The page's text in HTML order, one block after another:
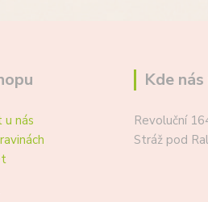
u nás
Kde
Revoluční
Stráž pod